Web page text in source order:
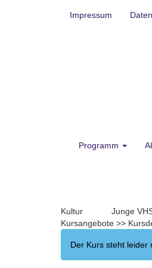
Impressum
Programm
Kultur Junge
Kursangebote >>
Der Kurs steht leider